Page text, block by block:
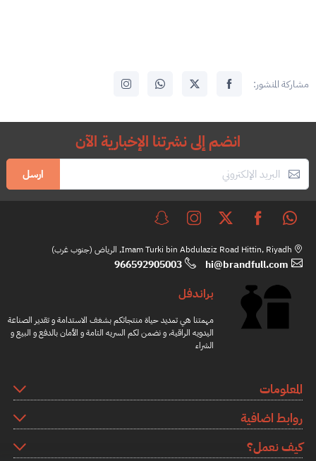
مشاركة المنشور:
انضم إلى نشرتنا الإخبارية الآن
ارسل
Imam Turki bin Abdulaziz Road Hittin, Riyadh, الرياض (جنوب غرب)
hi@brandfull.com
966592905003
براندفل
مهمتنا هي تمديد حياة منتجاتكم بشغف الاستدامة و تقدير الصناعة
اليدويه الراقية، و نضمن لكم السريه التامة و الأمان بالدفع و البيع و
الشراء
المعلومات
روابط اضافية
كيف نعمل؟